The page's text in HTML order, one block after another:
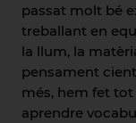
passat molt bé
treballant en
la llum, la
pensament
més, hem fet tot
aprendre